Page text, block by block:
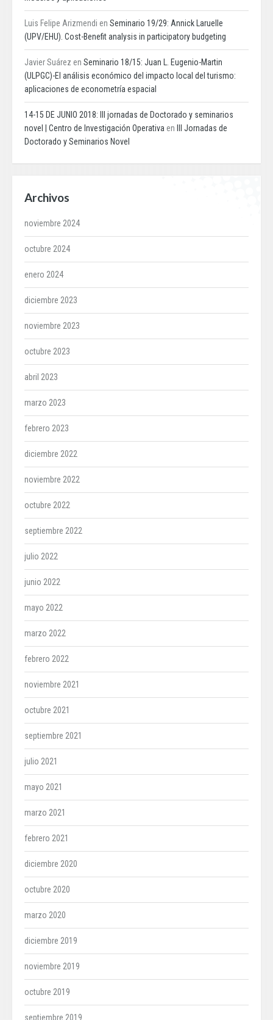
Luis Felipe Arizmendi en Seminario 19/29: Annick Laruelle
(UPV/EHU). Cost-Benefit analysis in participatory budgeting
Javier Suárez en Seminario 18/15: Juan L. Eugenio-Martin
(ULPGC)-El análisis económico del impacto local del turismo:
aplicaciones de econometría espacial
14-15 DE JUNIO 2018: III jornadas de Doctorado y seminarios
novel | Centro de Investigación Operativa en III Jornadas de
Doctorado y Seminarios Novel
Archivos
noviembre 2024
octubre 2024
enero 2024
diciembre 2023
noviembre 2023
octubre 2023
abril 2023
marzo 2023
febrero 2023
diciembre 2022
noviembre 2022
octubre 2022
septiembre 2022
julio 2022
junio 2022
mayo 2022
marzo 2022
febrero 2022
noviembre 2021
octubre 2021
septiembre 2021
julio 2021
mayo 2021
marzo 2021
febrero 2021
diciembre 2020
octubre 2020
marzo 2020
diciembre 2019
noviembre 2019
octubre 2019
septiembre 2019